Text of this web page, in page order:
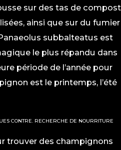
sur des tas de compost
ainsi que sur du fumier
subbalteatus est
le plus répandu dans
période de l’année pour
est le printemps, l’été
CONTRE. RECHERCHE DE NOURRITURE
trouver des champignons